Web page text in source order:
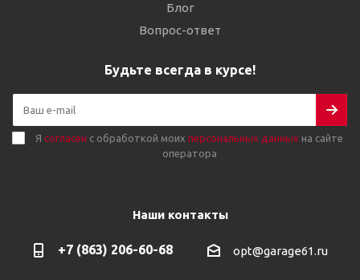
Блог
Вопрос-ответ
Будьте всегда в курсе!
Я согласен с обработкой моих персональных данных на сайте
оператора
Наши контакты
+7 (863) 206-60-68 opt@garage61.ru